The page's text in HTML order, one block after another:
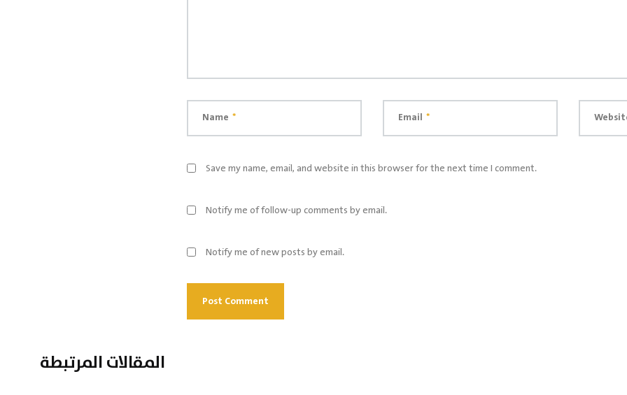
Name * Email *
Save my name, email, and website in this browser for the next time I comment.
Notify me of follow-up comments by email.
Notify me of new posts by email.
المقالات المرتبطة